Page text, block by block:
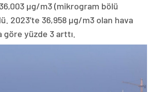
µg/m3 (mikrogram bölü
2023’te 36,958 µg/m3 olan hava
göre yüzde 3 arttı.